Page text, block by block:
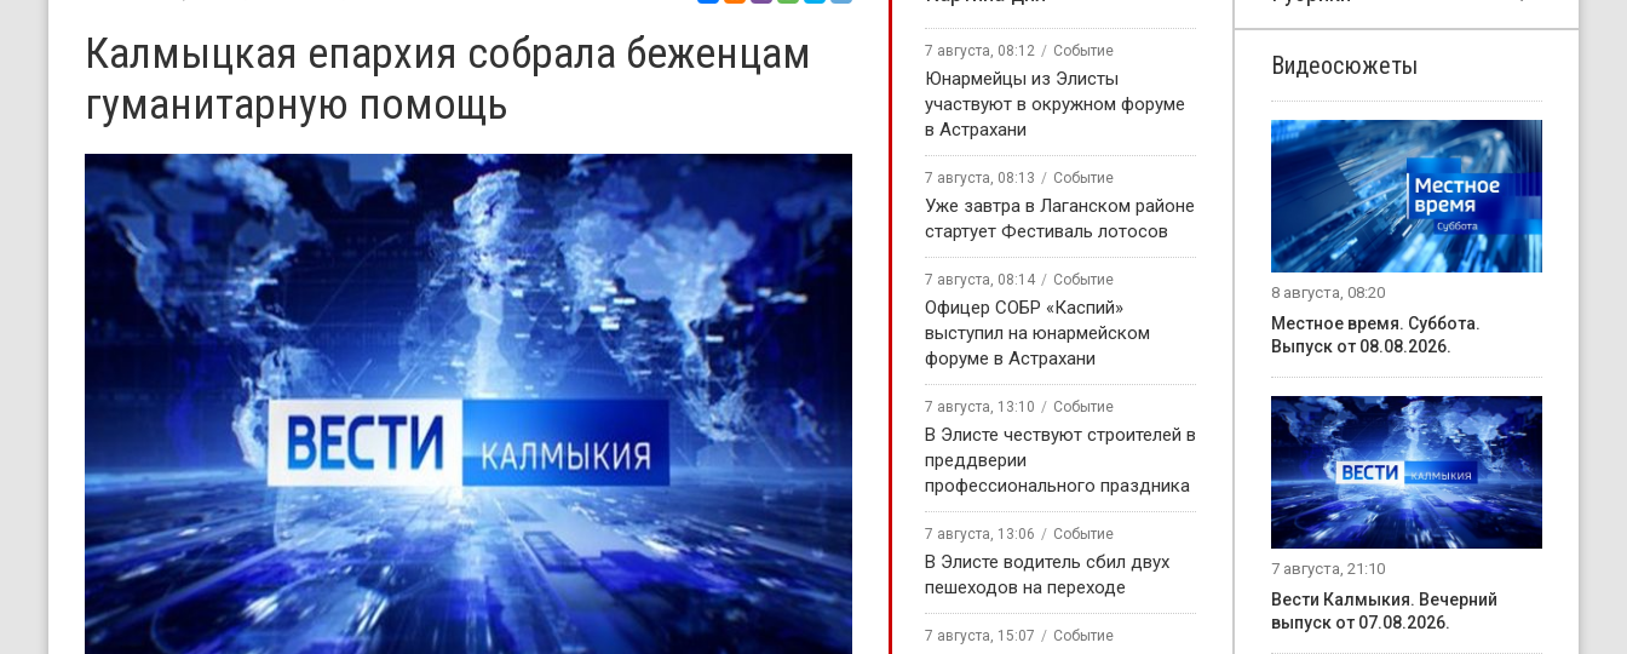
Калмыцкая епархия собрала беженцам
гуманитарную помощь
7 августа, 08:12 Событие
Юнармейцы из Элисты
участвуют в окружном форуме
в Астрахани
7 августа, 08:13 Событие
Уже завтра в Лаганском районе
стартует Фестиваль лотосов
7 августа, 08:14 Событие
Офицер СОБР «Каспий»
выступил на юнармейском
форуме в Астрахани
7 августа, 13:10 Событие
В Элисте чествуют строителей в
преддверии
профессионального праздника
7 августа, 13:06 Событие
В Элисте водитель сбил двух
пешеходов на переходе
7 августа, 15:07 Событие
Видеосюжеты
8 августа, 08:20
Местное время. Суббота.
Выпуск от 08.08.2026.
7 августа, 21:10
Вести Калмыкия. Вечерний
выпуск от 07.08.2026.